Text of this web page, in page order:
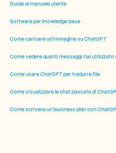
Guida al manuale utente
Software per knowledge base
Come caricare un'immagine su ChatGPT
Come vedere quanti messaggi hai utilizzato
Come usare ChatGPT per tradurre file
Come visualizzare le chat passate di
Come scrivere un business plan con